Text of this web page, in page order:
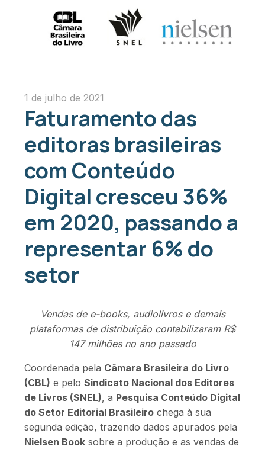
1 de julho de 2021
Faturamento das
editoras brasileiras
com Conteúdo
Digital cresceu 36%
em 2020, passando a
representar 6% do
setor
Vendas de e-books, audiolivros e demais
plataformas de distribuição contabilizaram R$
147 milhões no ano passado
Coordenada pela Câmara Brasileira do Livro
(CBL) e pelo Sindicato Nacional dos Editores
de Livros (SNEL), a Pesquisa Conteúdo Digital
do Setor Editorial Brasileiro chega à sua
segunda edição, trazendo dados apurados pela
Nielsen Book sobre a produção e as vendas de